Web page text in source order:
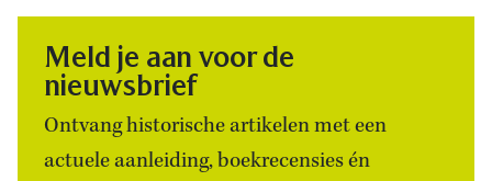
Meld je aan voor de
nieuwsbrief
Ontvang historische artikelen met een
actuele aanleiding, boekrecensies én